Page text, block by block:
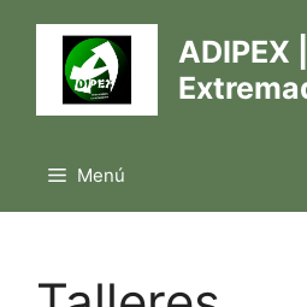
ADIPEX
Menú